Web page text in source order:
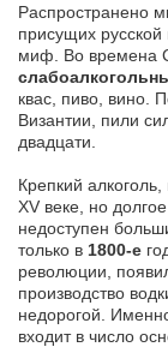
Распространено
присущих
миф. Во времена
квас, пиво, вино.
Византии, пили
двадцати.
Крепкий
XV веке, но
недоступен
только в 1800-е
революции,
производство
недорогой.
входит в число